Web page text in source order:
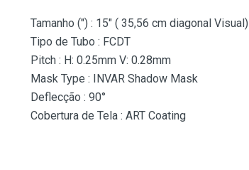
Tamanho (") : 15" ( 35,56 cm diagonal Visual)
Tipo de Tubo : FCDT
Pitch : H: 0.25mm V: 0.28mm
Mask Type : INVAR Shadow Mask
Deflecção : 90°
Cobertura de Tela : ART Coating